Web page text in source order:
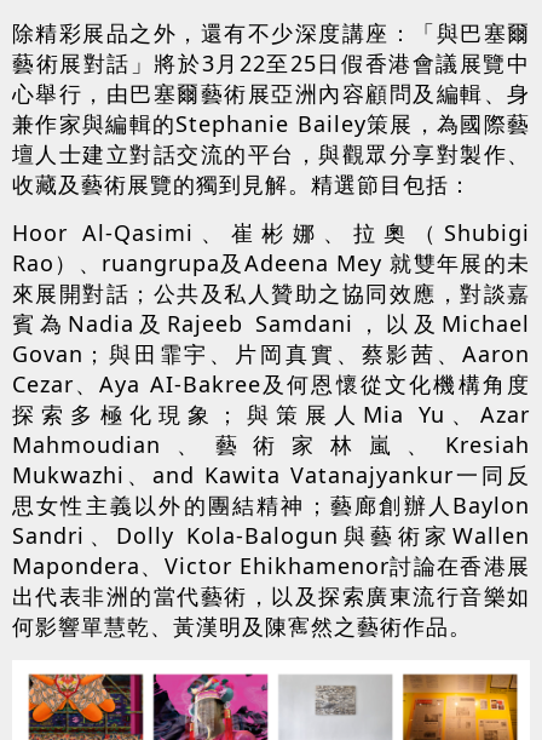
除精彩展品之外，還有不少深度講座：「與巴塞爾
藝術展對話」將於3月22至25日假香港會議展覽中
心舉行，由巴塞爾藝術展亞洲內容顧問及編輯、身
兼作家與編輯的Stephanie Bailey策展，為國際藝
壇人士建立對話交流的平台，與觀眾分享對製作、
收藏及藝術展覽的獨到見解。精選節目包括：
Hoor Al-Qasimi、崔彬娜、拉奧（Shubigi
Rao）、ruangrupa及Adeena Mey 就雙年展的未
來展開對話；公共及私人贊助之協同效應，對談嘉
賓為Nadia及Rajeeb Samdani，以及Michael
Govan；與田霏宇、片岡真實、蔡影茜、Aaron
Cezar、Aya AI-Bakree及何恩懷從文化機構角度
探索多極化現象；與策展人Mia Yu、Azar
Mahmoudian、藝術家林嵐、Kresiah
Mukwazhi、and Kawita Vatanajyankur一同反
思女性主義以外的團結精神；藝廊創辦人Baylon
Sandri、Dolly Kola-Balogun與藝術家Wallen
Mapondera、Victor Ehikhamenor討論在香港展
出代表非洲的當代藝術，以及探索廣東流行音樂如
何影響單慧乾、黃漢明及陳寯然之藝術作品。